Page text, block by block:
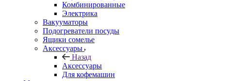
Комбинированные
Электрика
Вакууматоры
Подогреватели посуды
Ящики сомелье
Аксессуары
Назад
Аксессуары
Для кофемашин